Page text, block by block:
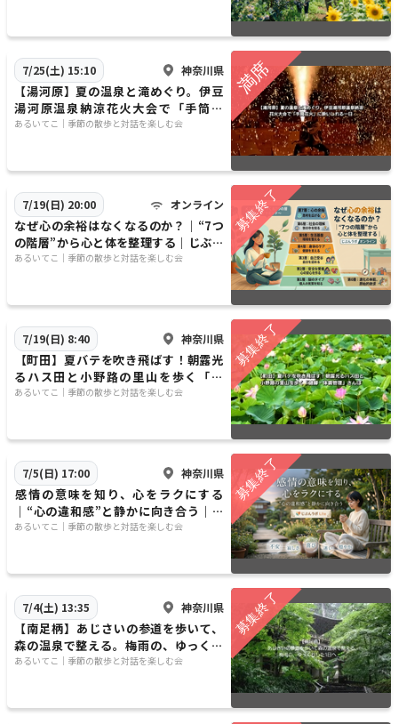
7/25(土) 15:10 神奈川県
【湯河原】夏の温泉と滝めぐり。伊豆
湯河原温泉納涼花火大会で「手筒花
火」に酔いしれる一日
​​あるいてこ｜季節の散歩と対話を楽しむ会
7/19(日) 20:00 オンライン
​なぜ心の余裕はなくなるのか？｜“7つ
の階層”から心と体を整理する｜じぶん
ラボ オンライン
​​あるいてこ｜季節の散歩と対話を楽しむ会
7/19(日) 8:40 神奈川県
​【町田】夏バテを吹き飛ばす！朝露光
るハス田と小野路の里山を歩く「健
脚・体調管理」さんぽ
​​あるいてこ｜季節の散歩と対話を楽しむ会
7/5(日) 17:00 神奈川県
​感情の意味を知り、心をラクにする
｜“心の違和感”と静かに向き合う｜じ
ぶんラボ Lite
​​あるいてこ｜季節の散歩と対話を楽しむ会
7/4(土) 13:35 神奈川県
【南足柄】あじさいの参道を歩いて、
森の温泉で整える。梅雨の、ゆっくり
した1日へ 🌱
​​あるいてこ｜季節の散歩と対話を楽しむ会